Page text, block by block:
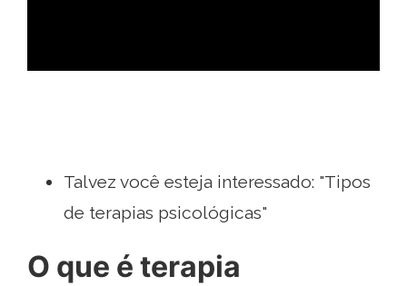
Talvez você esteja interessado: "Tipos
de terapias psicológicas"
O que é terapia